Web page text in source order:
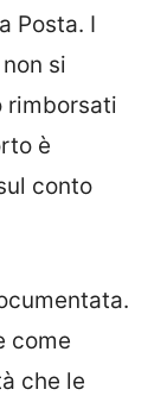
Posta. I
si
rimborsati
è
conto
come
che le